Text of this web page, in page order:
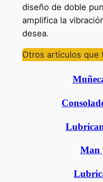
diseño de doble
amplifica la
desea.
Otros artículos que
Man